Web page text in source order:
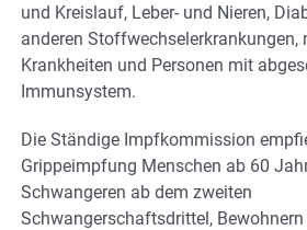
und Kreislauf, Leber- und Nieren,
anderen Stoffwechselerkrankungen,
Krankheiten und Personen mit
Immunsystem.
Die Ständige Impfkommission
Grippeimpfung Menschen ab 60
Schwangeren ab dem zweiten
Schwangerschaftsdrittel,